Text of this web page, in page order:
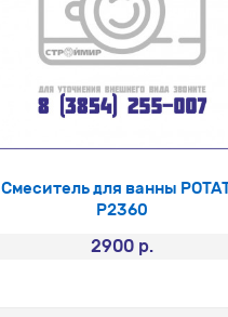
Смеситель для ванны
Р2360
2900 р.